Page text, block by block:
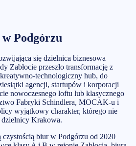
wPodgórzu
się dzielnica biznesowa
Zabłocie przeszło transformację z
technologiczny hub, do
agencji, startupów i korporacji
nowoczesnego loftu lub klasycznego
Fabryki Schindlera, MOCAK-u i
wyjątkowy charakter, którego nie
dzielnicy Krakowa.
czystością biur w Podgórzu od 2020